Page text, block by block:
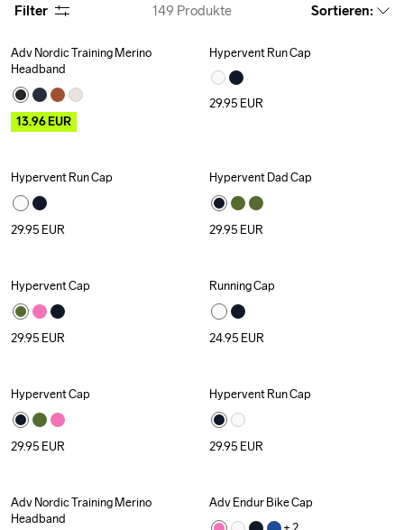
Filter 149 Produkte Sortieren:
Outlet
Adv Nordic Training Merino
Headband
13.96EUR
Hypervent Run Cap
29.95 EUR
Hypervent Run Cap
29.95 EUR
Hypervent Dad Cap
29.95 EUR
Hypervent Cap
29.95 EUR
Running Cap
24.95 EUR
Hypervent Cap
29.95 EUR
Hypervent Run Cap
29.95 EUR
Outlet
Adv Nordic Training Merino
Headband
Outlet
Adv Endur Bike Cap